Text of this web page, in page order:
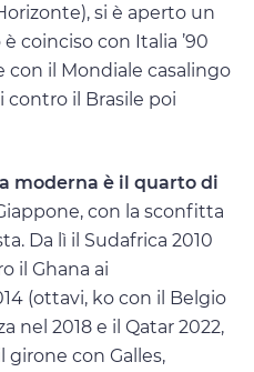
si è aperto un
coinciso con Italia ’90
il Mondiale casalingo
contro il Brasile poi
moderna è il quarto di
con la sconfitta
Da lì il Sudafrica 2010
il Ghana ai
(ottavi, ko con il Belgio
nel 2018 e il Qatar 2022,
girone con Galles,